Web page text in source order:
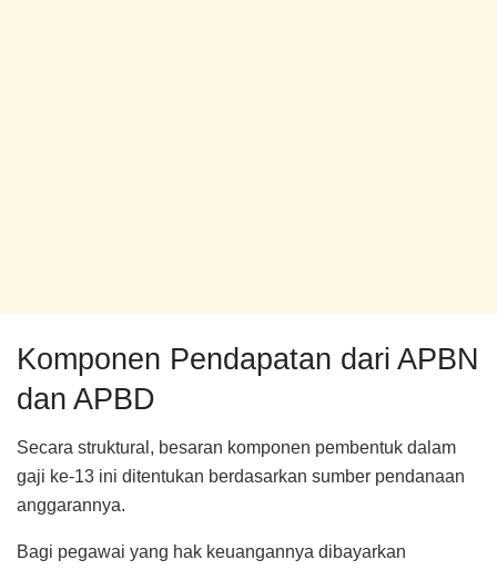
Komponen Pendapatan dari APBN
dan APBD
Secara struktural, besaran komponen pembentuk dalam
gaji ke-13 ini ditentukan berdasarkan sumber pendanaan
anggarannya.
Bagi pegawai yang hak keuangannya dibayarkan